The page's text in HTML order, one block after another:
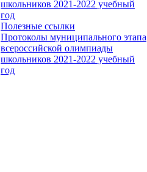
школьников 2021-2022 учебный
год
Полезные ссылки
Протоколы муниципального этапа
всероссийской олимпиады
школьников 2021-2022 учебный
год